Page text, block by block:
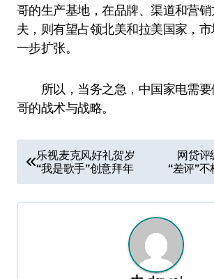
哥的生产基地，在品牌、渠道和营
夫，则有望占领北美和拉美国家，
一步扩张。
所以，当务之急，中国家电需要
哥的战术与战略。
章
导
乐视麦克风好礼贺岁
“我是歌手”创意拜年
网贷评
“差评”